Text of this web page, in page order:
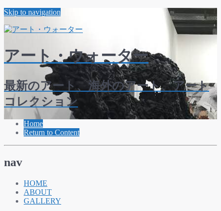
Skip to navigation
アート・ウォーター
最新のアート、海外のアート、アート
コレクション
Home
Return to Content
nav
HOME
ABOUT
GALLERY